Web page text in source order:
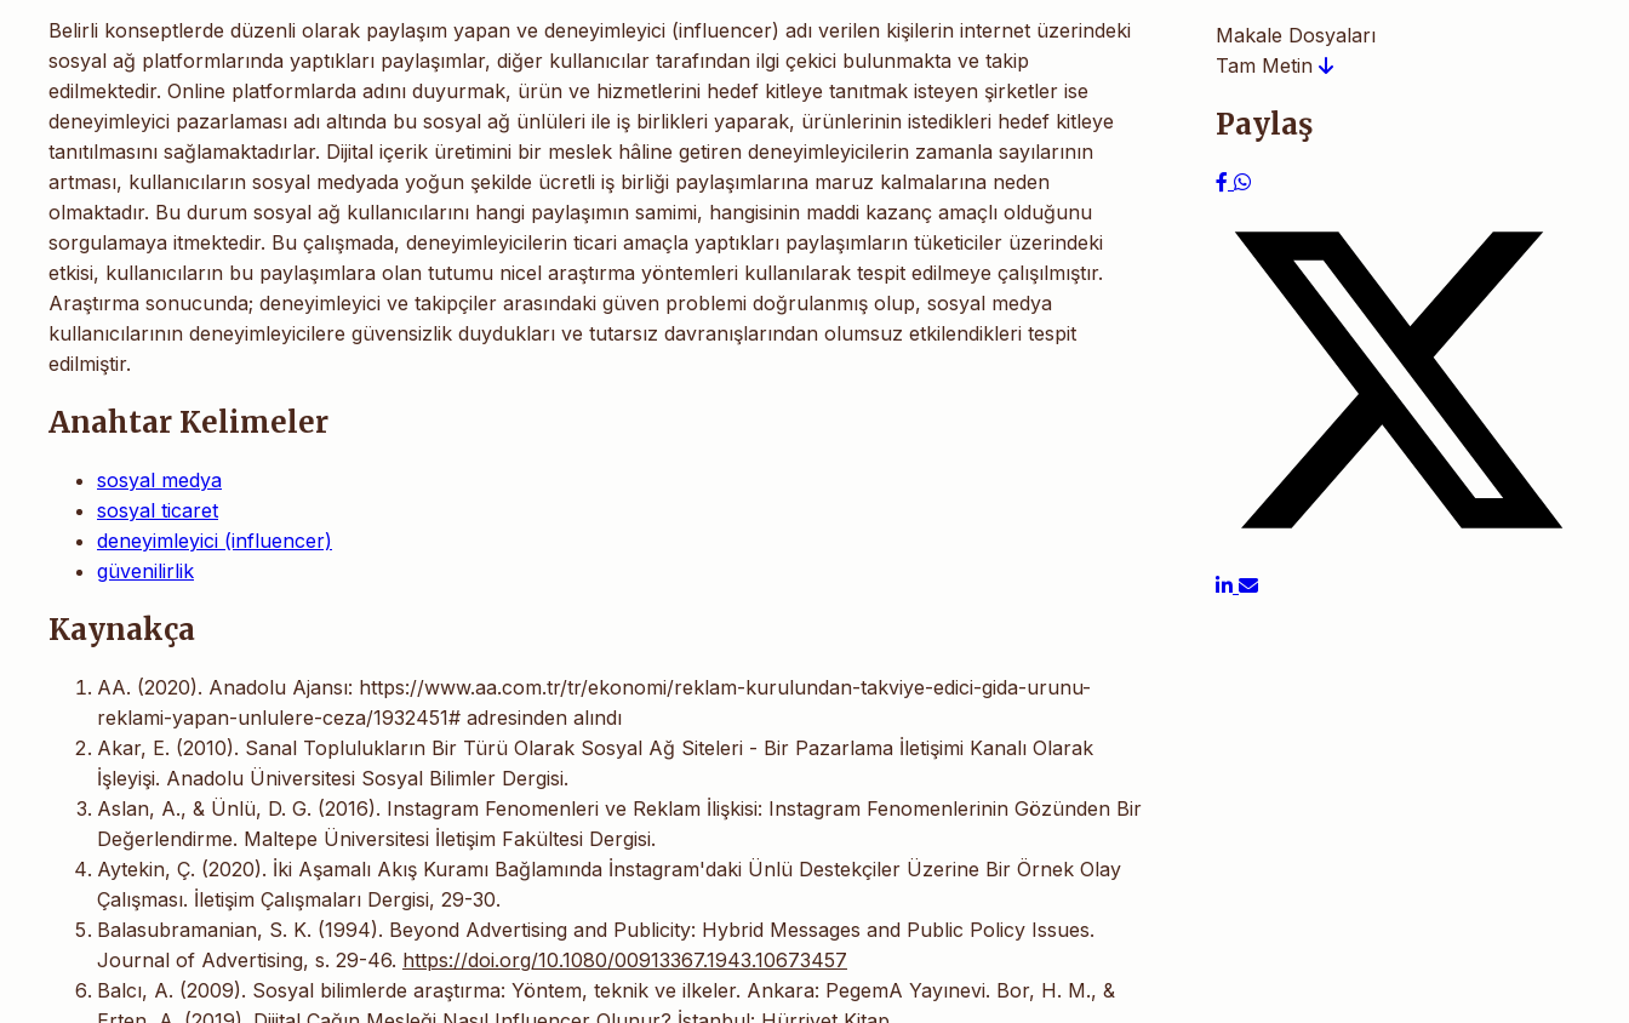
Belirli konseptlerde düzenli olarak paylaşım yapan ve deneyimleyici (influencer) adı verilen kişilerin internet üzerindeki
sosyal ağ platformlarında yaptıkları paylaşımlar, diğer kullanıcılar tarafından ilgi çekici bulunmakta ve takip
edilmektedir. Online platformlarda adını duyurmak, ürün ve hizmetlerini hedef kitleye tanıtmak isteyen şirketler ise
deneyimleyici pazarlaması adı altında bu sosyal ağ ünlüleri ile iş birlikleri yaparak, ürünlerinin istedikleri hedef kitleye
tanıtılmasını sağlamaktadırlar. Dijital içerik üretimini bir meslek hâline getiren deneyimleyicilerin zamanla sayılarının
artması, kullanıcıların sosyal medyada yoğun şekilde ücretli iş birliği paylaşımlarına maruz kalmalarına neden
olmaktadır. Bu durum sosyal ağ kullanıcılarını hangi paylaşımın samimi, hangisinin maddi kazanç amaçlı olduğunu
sorgulamaya itmektedir. Bu çalışmada, deneyimleyicilerin ticari amaçla yaptıkları paylaşımların tüketiciler üzerindeki
etkisi, kullanıcıların bu paylaşımlara olan tutumu nicel araştırma yöntemleri kullanılarak tespit edilmeye çalışılmıştır.
Araştırma sonucunda; deneyimleyici ve takipçiler arasındaki güven problemi doğrulanmış olup, sosyal medya
kullanıcılarının deneyimleyicilere güvensizlik duydukları ve tutarsız davranışlarından olumsuz etkilendikleri tespit
edilmiştir.
Anahtar Kelimeler
sosyal medya
sosyal ticaret
deneyimleyici (influencer)
güvenilirlik
Kaynakça
AA. (2020). Anadolu Ajansı: https://www.aa.com.tr/tr/ekonomi/reklam-kurulundan-takviye-edici-gida-urunu-
reklami-yapan-unlulere-ceza/1932451# adresinden alındı
Akar, E. (2010). Sanal Toplulukların Bir Türü Olarak Sosyal Ağ Siteleri - Bir Pazarlama İletişimi Kanalı Olarak
İşleyişi. Anadolu Üniversitesi Sosyal Bilimler Dergisi.
Aslan, A., & Ünlü, D. G. (2016). Instagram Fenomenleri ve Reklam İlişkisi: Instagram Fenomenlerinin Gözünden Bir
Değerlendirme. Maltepe Üniversitesi İletişim Fakültesi Dergisi.
Aytekin, Ç. (2020). İki Aşamalı Akış Kuramı Bağlamında İnstagram'daki Ünlü Destekçiler Üzerine Bir Örnek Olay
Çalışması. İletişim Çalışmaları Dergisi, 29-30.
Balasubramanian, S. K. (1994). Beyond Advertising and Publicity: Hybrid Messages and Public Policy Issues.
Journal of Advertising, s. 29-46. https://doi.org/10.1080/00913367.1943.10673457
Balcı, A. (2009). Sosyal bilimlerde araştırma: Yöntem, teknik ve ilkeler. Ankara: PegemA Yayınevi. Bor, H. M., &
Makale Dosyaları
Tam Metin
Paylaş